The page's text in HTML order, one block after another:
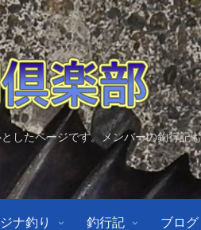
したページです。メンバーの釣行記
ナ釣り 釣行記 ブログ